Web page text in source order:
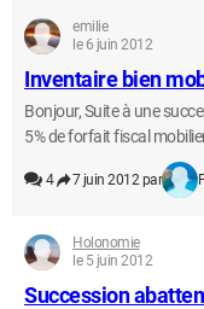
emilie
le 6 juin 2012
Inventaire bien
Bonjour, Suite à une
5% de forfait fiscal
4 7 juin 2012 par
Holonomie
le 5 juin 2012
Succession